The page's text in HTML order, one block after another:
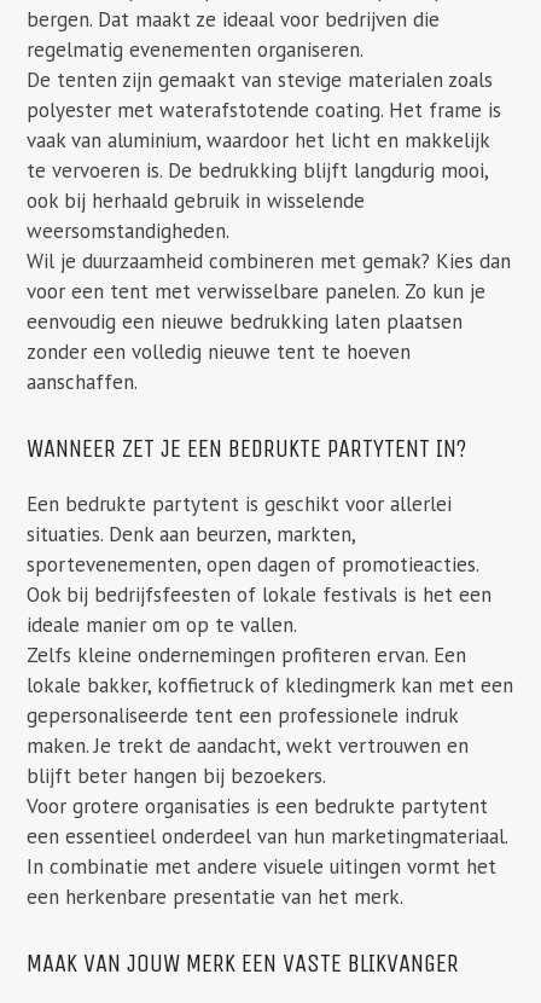
bergen. Dat maakt ze ideaal voor bedrijven die
regelmatig evenementen organiseren.
De tenten zijn gemaakt van stevige materialen zoals
polyester met waterafstotende coating. Het frame is
vaak van aluminium, waardoor het licht en makkelijk
te vervoeren is. De bedrukking blijft langdurig mooi,
ook bij herhaald gebruik in wisselende
weersomstandigheden.
Wil je duurzaamheid combineren met gemak? Kies dan
voor een tent met verwisselbare panelen. Zo kun je
eenvoudig een nieuwe bedrukking laten plaatsen
zonder een volledig nieuwe tent te hoeven
aanschaffen.
WANNEER ZET JE EEN BEDRUKTE PARTYTENT IN?
Een bedrukte partytent is geschikt voor allerlei
situaties. Denk aan beurzen, markten,
sportevenementen, open dagen of promotieacties.
Ook bij bedrijfsfeesten of lokale festivals is het een
ideale manier om op te vallen.
Zelfs kleine ondernemingen profiteren ervan. Een
lokale bakker, koffietruck of kledingmerk kan met een
gepersonaliseerde tent een professionele indruk
maken. Je trekt de aandacht, wekt vertrouwen en
blijft beter hangen bij bezoekers.
Voor grotere organisaties is een bedrukte partytent
een essentieel onderdeel van hun marketingmateriaal.
In combinatie met andere visuele uitingen vormt het
een herkenbare presentatie van het merk.
MAAK VAN JOUW MERK EEN VASTE BLIKVANGER